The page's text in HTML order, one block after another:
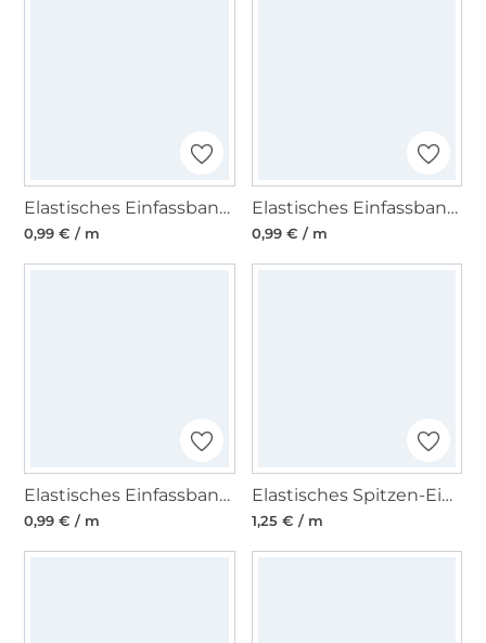
Elastisches Einfassband matt, rosa
0,99 € / m
Elastisches Einfassband matt, bordeaux
0,99 € / m
Elastisches Einfassband, creme 15 mm
0,99 € / m
Elastisches Spitzen-Einfassband mit Stickerei, violett 12 mm
1,25 € / m